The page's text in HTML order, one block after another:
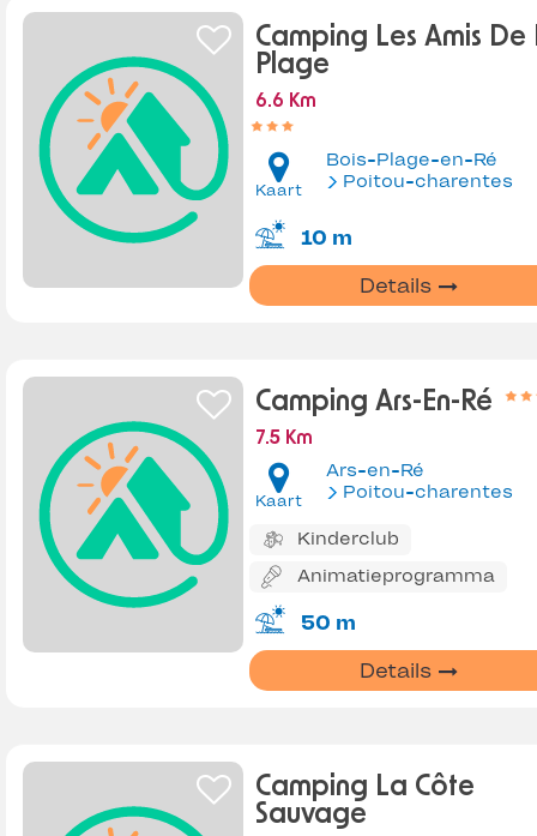
Camping Les Amis De
Plage
6.6 Km
Kaart
Bois-Plage-en-Ré
Poitou-charentes
10 m
Details
Camping Ars-En-Ré
7.5 Km
Kaart
Ars-en-Ré
Poitou-charentes
Kinderclub
Animatieprogramma
50 m
Details
Camping La Côte
Sauvage